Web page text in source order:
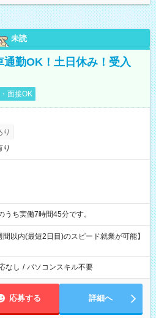
未読
通勤OK！土日休み！受入
面接OK
り
り
※表記のうち実働7時間45分です。
以内(最短2日目)のスピード就業が可能】
なし / パソコンスキル不要
応募する 詳細へ